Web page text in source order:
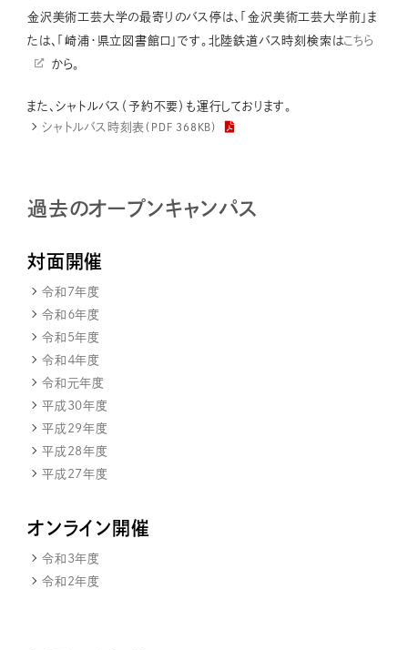
金沢美術工芸大学の最寄りのバス停は、「金沢美術工芸大学前」ま
たは、「崎浦・県立図書館口」です。北陸鉄道バス時刻検索はこちら
から。
また、シャトルバス（予約不要）も運行しております。
シャトルバス時刻表（PDF 368KB）
過去のオープンキャンパス
対面開催
令和7年度
令和６年度
令和5年度
令和４年度
令和元年度
平成30年度
平成29年度
平成28年度
平成27年度
オンライン開催
令和3年度
令和2年度